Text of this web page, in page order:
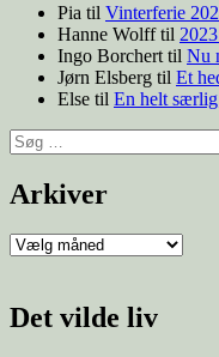
Pia til Vinterferie
Hanne Wolfftil
Ingo Borchert til Nu
Jørn Elsberg til Et
Else til En helt
Arkiver
Det vilde liv